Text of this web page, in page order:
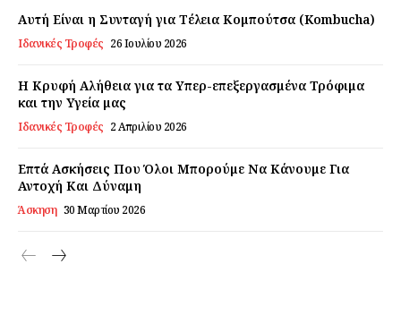
Αυτή Είναι η Συνταγή για Τέλεια Κομπούτσα (Kombucha)
Ιδανικές Τροφές 26 Ιουλίου 2026
Η Κρυφή Αλήθεια για τα Υπερ-επεξεργασμένα Τρόφιμα
και την Υγεία μας
Ιδανικές Τροφές 2 Απριλίου 2026
Επτά Ασκήσεις Που Όλοι Μπορούμε Να Κάνουμε Για
Αντοχή Και Δύναμη
Άσκηση 30 Μαρτίου 2026